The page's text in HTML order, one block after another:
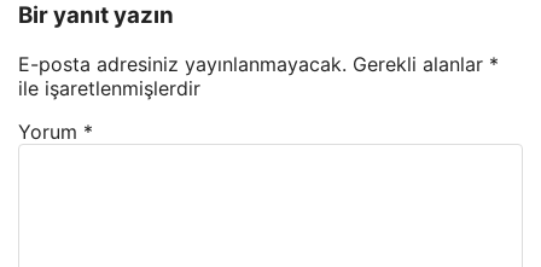
Bir yanıt yazın
E-posta adresiniz yayınlanmayacak. Gerekli alanlar *
ile işaretlenmişlerdir
Yorum *